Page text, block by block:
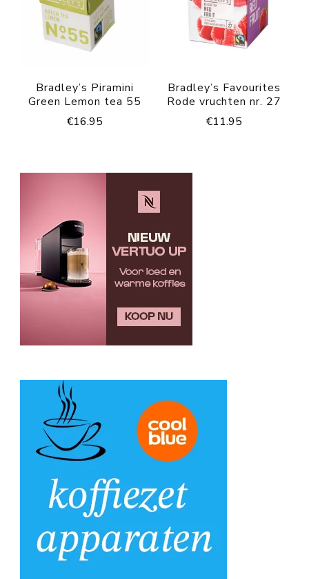
Bradley’s Piramini
Green Lemon tea 55
€16.95
Bradley’s Favourites
Rode vruchten nr. 27
€11.95